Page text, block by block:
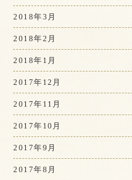
2018年3月
2018年2月
2018年1月
2017年12月
2017年11月
2017年10月
2017年9月
2017年8月